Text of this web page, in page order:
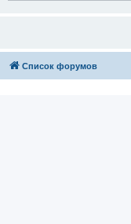
Список форумов